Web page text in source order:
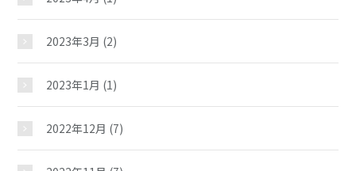
2023年3月 (2)
2023年1月 (1)
2022年12月 (7)